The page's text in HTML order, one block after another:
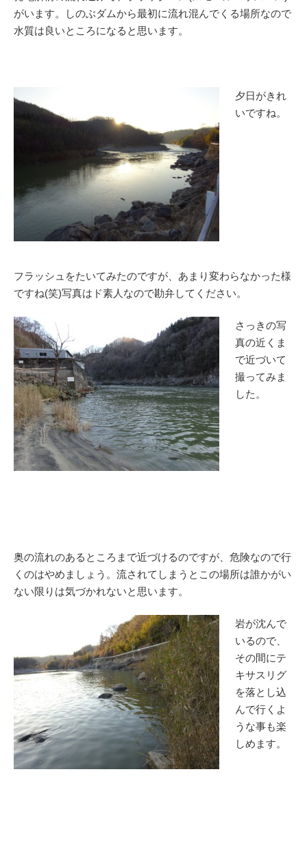
がいます。しのぶダムから最初に流れ混んでくる場所なので
水質は良いところになると思います。
夕日がきれ
いですね。
フラッシュをたいてみたのですが、あまり変わらなかった様
ですね(笑)写真はド素人なので勘弁してください。
さっきの写
真の近くま
で近づいて
撮ってみま
した。
奥の流れのあるところまで近づけるのですが、危険なので行
くのはやめましょう。流されてしまうとこの場所は誰かがい
ない限りは気づかれないと思います。
岩が沈んで
いるので、
その間にテ
キサスリグ
を落とし込
んで行くよ
うな事も楽
しめます。